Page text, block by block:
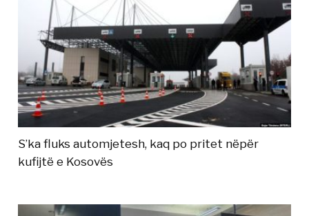
S’ka fluks automjetesh, kaq po pritet nëpër
kufijtë e Kosovës